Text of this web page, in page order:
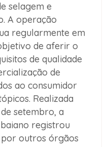
selagem e
A operação
regularmente em
de aferir o
de qualidade
de
ao consumidor
Realizada
setembro, a
registrou
outros órgãos